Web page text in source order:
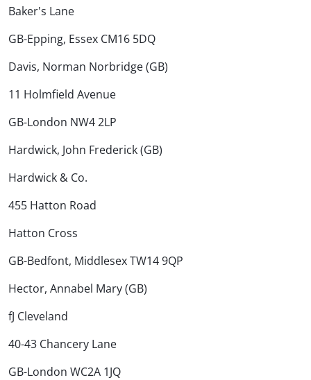
Baker's Lane
GB-Epping, Essex CM16 5DQ
Davis, Norman Norbridge (GB)
11 Holmfield Avenue
GB-London NW4 2LP
Hardwick, John Frederick (GB)
Hardwick & Co.
455 Hatton Road
Hatton Cross
GB-Bedfont, Middlesex TW14 9QP
Hector, Annabel Mary (GB)
fJ Cleveland
40-43 Chancery Lane
GB-London WC2A 1JQ